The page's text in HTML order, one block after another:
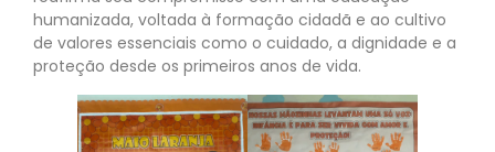
humanizada, voltada à formação cidadã e ao cultivo
de valores essenciais como o cuidado, a dignidade e a
proteção desde os primeiros anos de vida.